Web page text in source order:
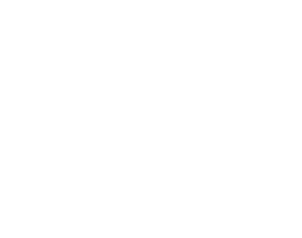
utilizadas de forma
legítimos titulares, quienes
contratos, según ha
«Incluso se habría hecho
personales habrían sido
energéticos en distintos